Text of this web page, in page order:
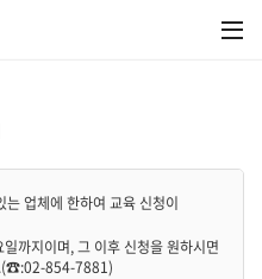
업체에 한하여 교육 신청이
까지이며, 그 이후 신청을 원하시면
.(☎:02-854-7881)